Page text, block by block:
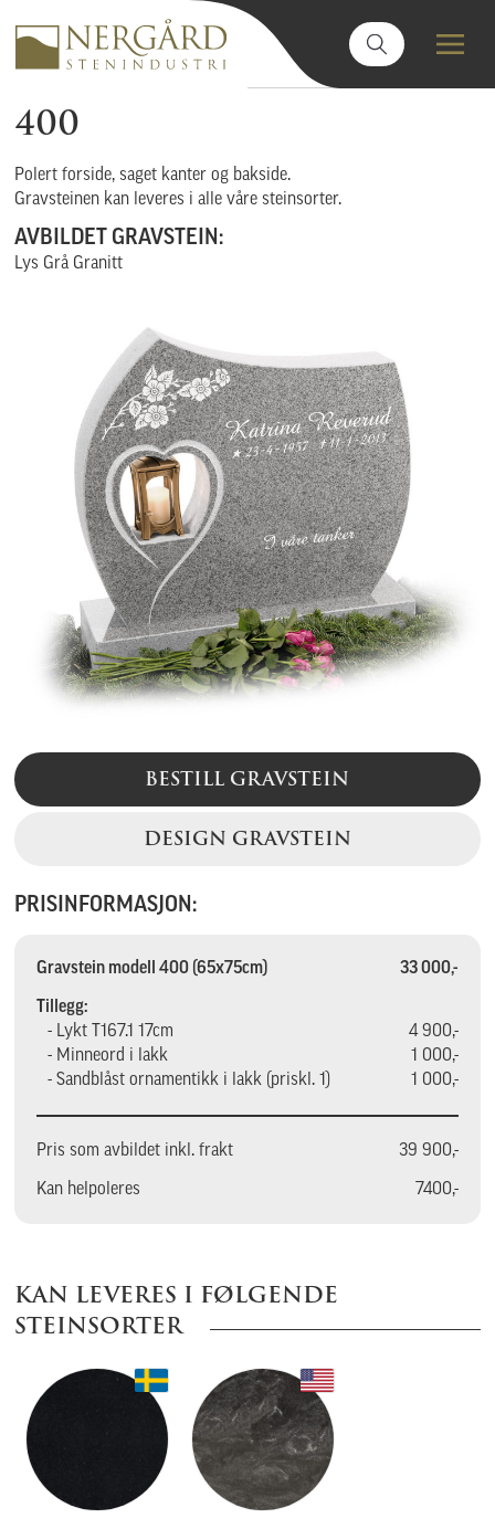
400
Polert forside, saget kanter og bakside.
Gravsteinen kan leveres i alle våre steinsorter.
AVBILDET GRAVSTEIN:
Lys Grå Granitt
BESTILL GRAVSTEIN
DESIGN GRAVSTEIN
PRISINFORMASJON:
Gravstein modell 400 (65x75cm) 33 000,-
Tillegg:
- Lykt T167.1 17cm
4 900,-
- Minneord i lakk
1 000,-
- Sandblåst ornamentikk i lakk (priskl. 1)
1 000,-
Pris som avbildet inkl. frakt 39 900,-
Kan helpoleres 7400,-
KAN LEVERES I FØLGENDE
STEINSORTER